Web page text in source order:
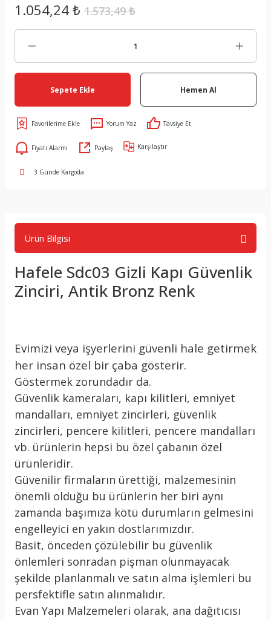
1.054,24 ₺ 1.573,49 ₺
Sepete Ekle Hemen Al
Yorum Yaz Tavsiye Et
Fiyatı Alarmı Paylaş Karşılaştır
3 Günde Kargoda
Ürün Bilgisi
Hafele Sdc03 Gizli Kapı Güvenlik
Zinciri, Antik Bronz Renk
Evimizi veya işyerlerini güvenli hale getirmek
her insan özel bir çaba gösterir.
Göstermek zorundadır da.
Güvenlik kameraları, kapı kilitleri, emniyet
mandalları, emniyet zincirleri, güvenlik
zincirleri, pencere kilitleri, pencere mandalları
vb. ürünlerin hepsi bu özel çabanın özel
ürünleridir.
Güvenilir firmaların ürettiği, malzemesinin
önemli olduğu bu ürünlerin her biri aynı
zamanda başımıza kötü durumların gelmesini
engelleyici en yakın dostlarımızdır.
Basit, önceden çözülebilir bu güvenlik
önlemleri sonradan pişman olunmayacak
şekilde planlanmalı ve satın alma işlemleri bu
persfektifle satın alınmalıdır.
Evan Yapı Malzemeleri olarak, ana dağıtıcısı